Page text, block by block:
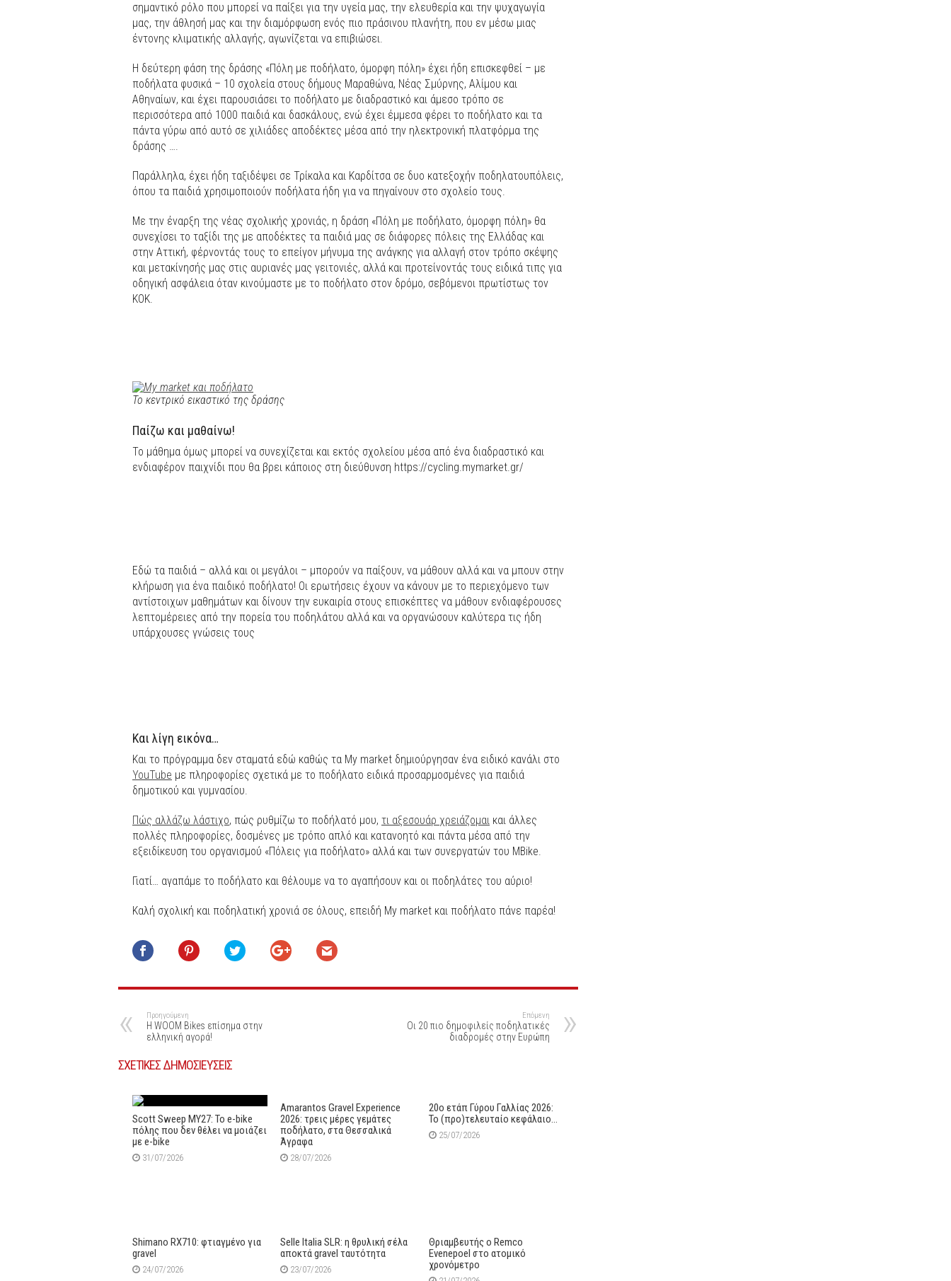
σημαντικό ρόλο που μπορεί να παίξει για την υγεία μας, την ελευθερία και την ψυχαγωγία
μας, την άθλησή μας και την διαμόρφωση ενός πιο πράσινου πλανήτη, που εν μέσω μιας
έντονης κλιματικής αλλαγής, αγωνίζεται να επιβιώσει.
Η δεύτερη φάση της δράσης «Πόλη με ποδήλατο, όμορφη πόλη» έχει ήδη επισκεφθεί – με
ποδήλατα φυσικά – 10 σχολεία στους δήμους Μαραθώνα, Νέας Σμύρνης, Αλίμου και
Αθηναίων, και έχει παρουσιάσει το ποδήλατο με διαδραστικό και άμεσο τρόπο σε
περισσότερα από 1000 παιδιά και δασκάλους, ενώ έχει έμμεσα φέρει το ποδήλατο και τα
πάντα γύρω από αυτό σε χιλιάδες αποδέκτες μέσα από την ηλεκτρονική πλατφόρμα της
δράσης ….
Παράλληλα, έχει ήδη ταξιδέψει σε Τρίκαλα και Καρδίτσα σε δυο κατεξοχήν ποδηλατουπόλεις,
όπου τα παιδιά χρησιμοποιούν ποδήλατα ήδη για να πηγαίνουν στο σχολείο τους.
Με την έναρξη της νέας σχολικής χρονιάς, η δράση «Πόλη με ποδήλατο, όμορφη πόλη» θα
συνεχίσει το ταξίδι της με αποδέκτες τα παιδιά μας σε διάφορες πόλεις της Ελλάδας και
στην Αττική, φέρνοντάς τους το επείγον μήνυμα της ανάγκης για αλλαγή στον τρόπο σκέψης
και μετακίνησής μας στις αυριανές μας γειτονιές, αλλά και προτείνοντάς τους ειδικά τιπς για
οδηγική ασφάλεια όταν κινούμαστε με το ποδήλατο στον δρόμο, σεβόμενοι πρωτίστως τον
ΚΟΚ.
Το κεντρικό εικαστικό της δράσης
Παίζω και μαθαίνω!
Το μάθημα όμως μπορεί να συνεχίζεται και εκτός σχολείου μέσα από ένα διαδραστικό και
ενδιαφέρον παιχνίδι που θα βρει κάποιος στη διεύθυνση https://cycling.mymarket.gr/
Eδώ τα παιδιά – αλλά και οι μεγάλοι – μπορούν να παίξουν, να μάθουν αλλά και να μπουν στην
κλήρωση για ένα παιδικό ποδήλατο! Οι ερωτήσεις έχουν να κάνουν με το περιεχόμενο των
αντίστοιχων μαθημάτων και δίνουν την ευκαιρία στους επισκέπτες να μάθουν ενδιαφέρουσες
λεπτομέρειες από την πορεία του ποδηλάτου αλλά και να οργανώσουν καλύτερα τις ήδη
υπάρχουσες γνώσεις τους
Και λίγη εικόνα…
Και το πρόγραμμα δεν σταματά εδώ καθώς τα My market δημιούργησαν ένα ειδικό κανάλι στο
YouTube με πληροφορίες σχετικά με το ποδήλατο ειδικά προσαρμοσμένες για παιδιά
δημοτικού και γυμνασίου.
Πώς αλλάζω λάστιχο, πώς ρυθμίζω το ποδήλατό μου, τι αξεσουάρ χρειάζομαι και άλλες
πολλές πληροφορίες, δοσμένες με τρόπο απλό και κατανοητό και πάντα μέσα από την
εξειδίκευση του οργανισμού «Πόλεις για ποδήλατο» αλλά και των συνεργατών του MBike.
Γιατί… αγαπάμε το ποδήλατο και θέλουμε να το αγαπήσουν και οι ποδηλάτες του αύριο!
Καλή σχολική και ποδηλατική χρονιά σε όλους, επειδή My market και ποδήλατο πάνε παρέα!
Προηγούμενη
Η WOOM Bikes επίσημα στην
ελληνική αγορά!
Επόμενη
Οι 20 πιο δημοφιλείς ποδηλατικές
διαδρομές στην Ευρώπη
ΣΧΕΤΙΚΕΣ ΔΗΜΟΣΙΕΥΣΕΙΣ
Scott Sweep MY27: Το e-bike
πόλης που δεν θέλει να μοιάζει
με e-bike
31/07/2026
Amarantos Gravel Experience
2026: τρεις μέρες γεμάτες
ποδήλατο, στα Θεσσαλικά
Άγραφα
28/07/2026
20ο ετάπ Γύρου Γαλλίας 2026:
Το (προ)τελευταίο κεφάλαιο…
25/07/2026
Shimano RX710: φτιαγμένο για
gravel
24/07/2026
Selle Italia SLR: η θρυλική σέλα
αποκτά gravel ταυτότητα
23/07/2026
Θριαμβευτής ο Remco
Evenepoel στο ατομικό
χρονόμετρο